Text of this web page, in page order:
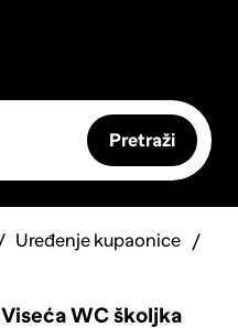
Pretraži
Uređenje kupaonice
Viseća WC školjka